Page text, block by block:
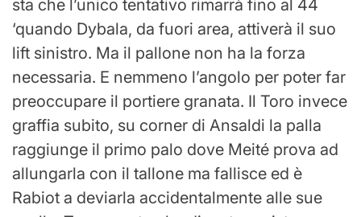
sta che l’unico tentativo rimarrà fino al 44
‘quando Dybala, da fuori area, attiverà il suo
lift sinistro. Ma il pallone non ha la forza
necessaria. E nemmeno l’angolo per poter far
preoccupare il portiere granata. Il Toro invece
graffia subito, su corner di Ansaldi la palla
raggiunge il primo palo dove Meité prova ad
allungarla con il tallone ma fallisce ed è
Rabiot a deviarla accidentalmente alle sue